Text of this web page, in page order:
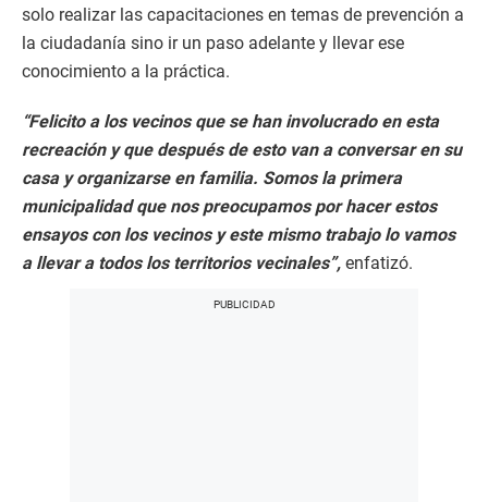
solo realizar las capacitaciones en temas de prevención a
la ciudadanía sino ir un paso adelante y llevar ese
conocimiento a la práctica.
“Felicito a los vecinos que se han involucrado en esta
recreación y que después de esto van a conversar en su
casa y organizarse en familia. Somos la primera
municipalidad que nos preocupamos por hacer estos
ensayos con los vecinos y este mismo trabajo lo vamos
a llevar a todos los territorios vecinales”, enfatizó.